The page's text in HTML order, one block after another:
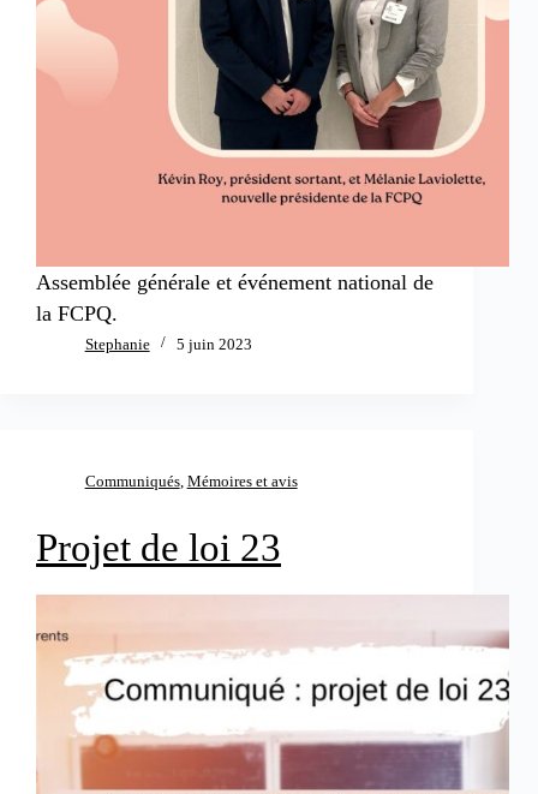
Assemblée générale et événement national de
la FCPQ.
Stephanie 5 juin 2023
Communiqués, Mémoires et avis
Projet de loi 23